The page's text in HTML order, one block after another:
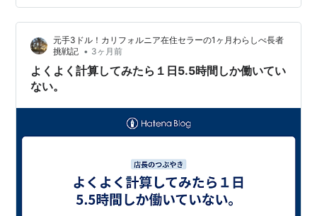
す。ebayではAuthenticity Guarantee（真贋保証サービ
ス）と呼ばれています。サービスは、スニーカーが手元
に届く前に、鑑定士が真贋（本物かどうか）を証明して
くれます。高額で取引されているスニーカーを購…
元手3ドル！カリフォルニア在住セラーの1ヶ月わらしべ長者
挑戦記 • 3ヶ月前
よくよく計算してみたら１日5.5時間しか働いてい
ない。